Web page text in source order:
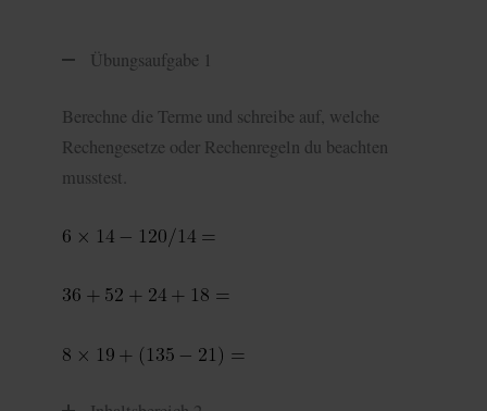
Übungsaufgabe 1
Berechne die Terme und schreibe auf, welche
Rechengesetze oder Rechenregeln du beachten
musstest.